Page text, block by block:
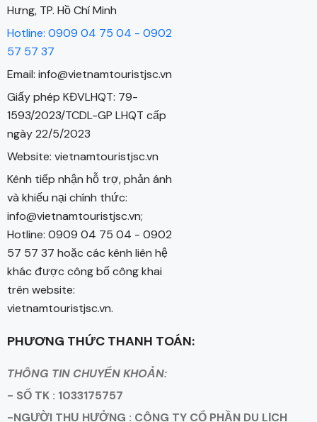
Hưng, TP. Hồ Chí Minh
Hotline: 0909 04 75 04 - 0902
57 57 37
Email: info@vietnamtouristjsc.vn
Giấy phép KĐVLHQT: 79-
1593/2023/TCDL-GP LHQT cấp
ngày 22/5/2023
Website: vietnamtouristjsc.vn
Kênh tiếp nhận hỗ trợ, phản ánh
và khiếu nại chính thức:
info@vietnamtouristjsc.vn;
Hotline: 0909 04 75 04 - 0902
57 57 37 hoặc các kênh liên hệ
khác được công bố công khai
trên website:
vietnamtouristjsc.vn.
PHƯƠNG THỨC THANH TOÁN:
THÔNG TIN CHUYỂN KHOẢN:
- SỐ TK : 1033175757
-NGƯỜI THỤ HƯỞNG : CÔNG TY CỔ PHẦN DU LỊCH